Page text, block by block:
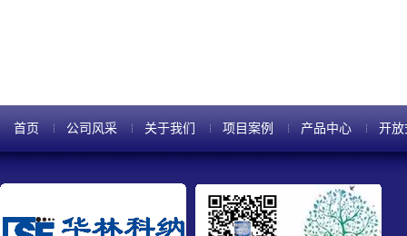
首页 公司风采 关于我们 项目案例 产品中心 开放